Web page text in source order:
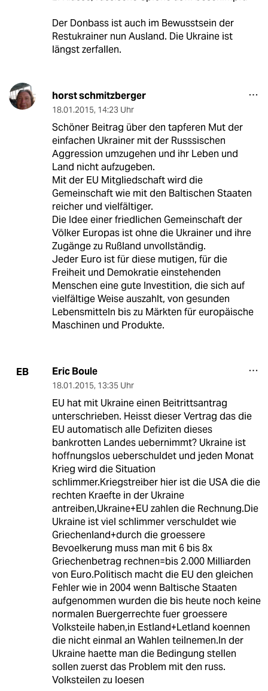
Der Donbass ist auch im Bewusstsein der
Restukrainer nun Ausland. Die Ukraine ist
längst zerfallen.
horst schmitzberger
18.01.2015, 14:23 Uhr
Schöner Beitrag über den tapferen Mut der
einfachen Ukrainer mit der Russsischen
Aggression umzugehen und ihr Leben und
Land nicht aufzugeben.
Mit der EU Mitgliedschaft wird die
Gemeinschaft wie mit den Baltischen Staaten
reicher und vielfältiger.
Die Idee einer friedlichen Gemeinschaft der
Völker Europas ist ohne die Ukrainer und ihre
Zugänge zu Rußland unvollständig.
Jeder Euro ist für diese mutigen, für die
Freiheit und Demokratie einstehenden
Menschen eine gute Investition, die sich auf
vielfältige Weise auszahlt, von gesunden
Lebensmitteln bis zu Märkten für europäische
Maschinen und Produkte.
EB Eric Boule
18.01.2015, 13:35 Uhr
EU hat mit Ukraine einen Beitrittsantrag
unterschrieben. Heisst dieser Vertrag das die
EU automatisch alle Defiziten dieses
bankrotten Landes uebernimmt? Ukraine ist
hoffnungslos ueberschuldet und jeden Monat
Krieg wird die Situation
schlimmer.Kriegstreiber hier ist die USA die die
rechten Kraefte in der Ukraine
antreiben,Ukraine+EU zahlen die Rechnung.Die
Ukraine ist viel schlimmer verschuldet wie
Griechenland+durch die groessere
Bevoelkerung muss man mit 6 bis 8x
Griechenbetrag rechnen=bis 2.000 Milliarden
von Euro.Politisch macht die EU den gleichen
Fehler wie in 2004 wenn Baltische Staaten
aufgenommen wurden die bis heute noch keine
normalen Buergerrechte fuer groessere
Volksteile haben,in Estland+Letland koennen
die nicht einmal an Wahlen teilnemen.In der
Ukraine haette man die Bedingung stellen
sollen zuerst das Problem mit den russ.
Volksteilen zu loesen